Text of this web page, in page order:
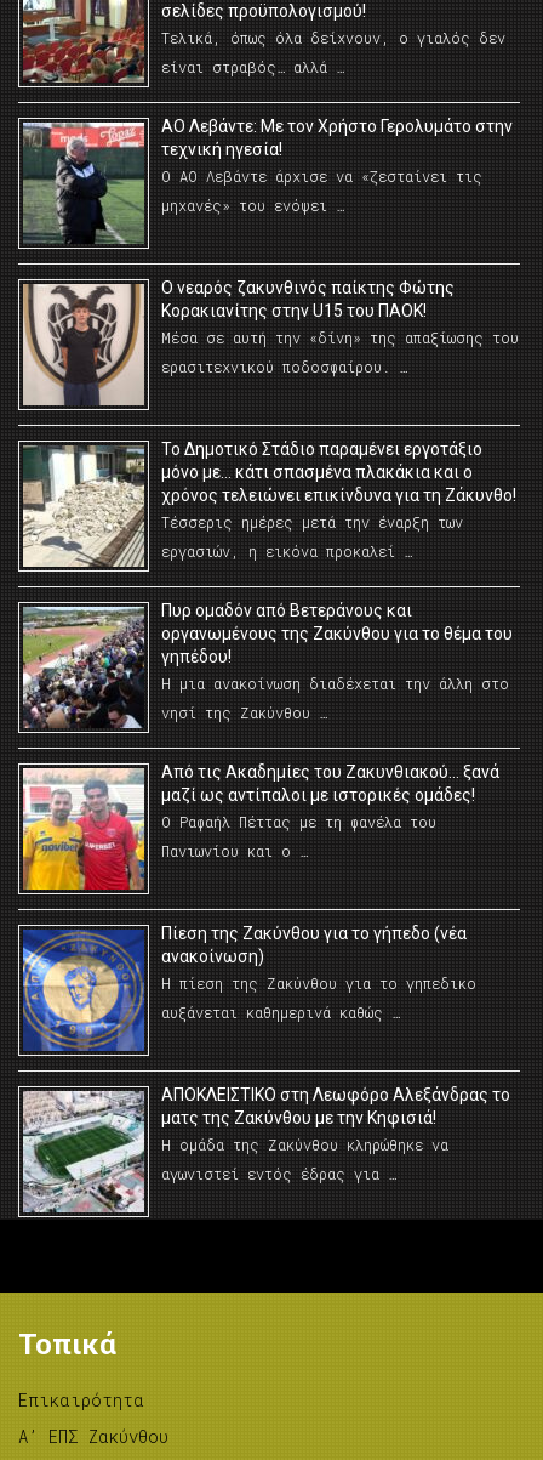
σελίδες προϋπολογισμού!
Τελικά, όπως όλα δείχνουν, ο γιαλός δεν
είναι στραβός… αλλά …
ΑΟ Λεβάντε: Με τον Χρήστο Γερολυμάτο στην
τεχνική ηγεσία!
Ο ΑΟ Λεβάντε άρχισε να «ζεσταίνει τις
μηχανές» του ενόψει …
O νεαρός ζακυνθινός παίκτης Φώτης
Κορακιανίτης στην U15 του ΠΑΟΚ!
Μέσα σε αυτή την «δίνη» της απαξίωσης του
ερασιτεχνικού ποδοσφαίρου. …
Το Δημοτικό Στάδιο παραμένει εργοτάξιο
μόνο με… κάτι σπασμένα πλακάκια και ο
χρόνος τελειώνει επικίνδυνα για τη Ζάκυνθο!
Τέσσερις ημέρες μετά την έναρξη των
εργασιών, η εικόνα προκαλεί …
Πυρ ομαδόν από Βετεράνους και
οργανωμένους της Ζακύνθου για το θέμα του
γηπέδου!
Η μια ανακοίνωση διαδέχεται την άλλη στο
νησί της Ζακύνθου …
Από τις Ακαδημίες του Ζακυνθιακού… ξανά
μαζί ως αντίπαλοι με ιστορικές ομάδες!
Ο Ραφαήλ Πέττας με τη φανέλα του
Πανιωνίου και ο …
Πίεση της Ζακύνθου για το γήπεδο (νέα
ανακοίνωση)
Η πίεση της Ζακύνθου για το γηπεδικο
αυξάνεται καθημερινά καθώς …
AΠΟΚΛΕΙΣΤΙΚΟ στη Λεωφόρο Αλεξάνδρας το
ματς της Ζακύνθου με την Κηφισιά!
Η ομάδα της Ζακύνθου κληρώθηκε να
αγωνιστεί εντός έδρας για …
Τοπικά
Επικαιρότητα
A’ ΕΠΣ Ζακύνθου